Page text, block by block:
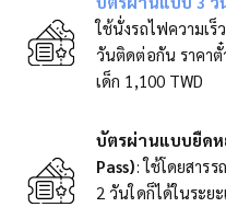
ใช้นั่งรถไฟความเร็
วันติดต่อกัน ราคาตั๋
เด็ก 1,100 TWD
บัตรผ่านแบบยืดห
Pass): ใช้โดยสาร
2 วันใดก็ได้ในระย